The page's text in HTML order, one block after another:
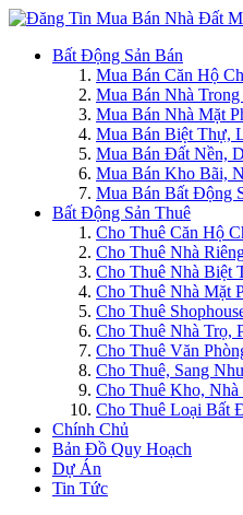
Bất Động Sản Bán
Mua Bán Căn Hộ
Mua Bán Nhà
Mua Bán Nhà Mặt
Mua Bán Biệt Thự,
Mua Bán Đất Nền,
Mua Bán Kho Bãi,
Mua Bán Bất Động
Bất Động Sản Thuê
Cho Thuê Căn Hộ
Cho Thuê Nhà
Cho Thuê Nhà Biệt
Cho Thuê Nhà Mặt
Cho Thuê
Cho Thuê Nhà Trọ,
Cho Thuê Văn
Cho Thuê, Sang
Cho Thuê Kho,
Cho Thuê Loại Bất
Chính Chủ
Bản Đồ Quy Hoạch
Dự Án
Tin Tức